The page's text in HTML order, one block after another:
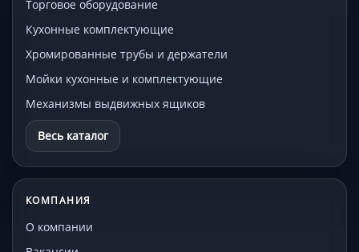
Торговое оборудование
Кухонные комплектующие
Хромированные трубы и держатели
Мойки кухонные и комплектующие
Механизмы выдвижных ящиков
Весь каталог
КОМПАНИЯ
О компании